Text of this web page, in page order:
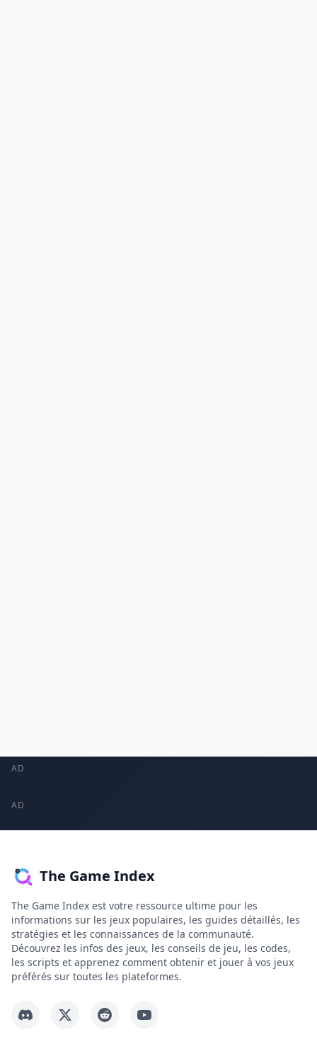
AD
AD
The Game Index
The Game Index est votre ressource ultime pour les
informations sur les jeux populaires, les guides détaillés, les
stratégies et les connaissances de la communauté.
Découvrez les infos des jeux, les conseils de jeu, les codes,
les scripts et apprenez comment obtenir et jouer à vos jeux
préférés sur toutes les plateformes.